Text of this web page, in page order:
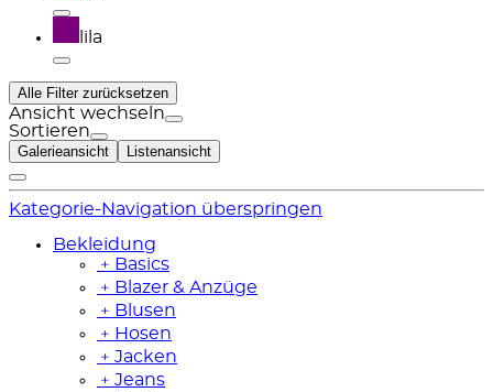
lila
Alle Filter zurücksetzen
Ansicht wechseln
Sortieren
Galerieansicht Listenansicht
Kategorie-Navigation überspringen
Bekleidung
﹢ Basics
﹢ Blazer & Anzüge
﹢ Blusen
﹢ Hosen
﹢ Jacken
﹢ Jeans